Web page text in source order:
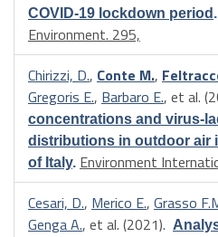
COVID-19 lockdown period .
Environment. 295,
Chirizzi, D., Conte M.,
Gregoris E., Barbaro E., et al.
concentrations and virus-
distributions in outdoor air
of Italy. Environment
Cesari, D., Merico E., Grasso
Genga A., et al. (2021).